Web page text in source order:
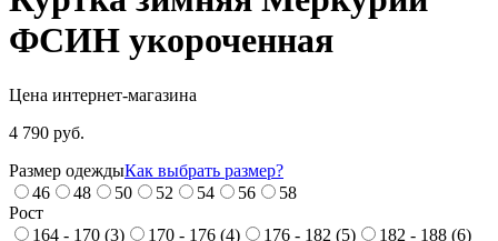
ФСИН укороченная
Цена интернет-магазина
4 790 руб.
Размер одеждыКак выбрать размер?
46
48 50 52 54 56
58
Рост
164 - 170 (3)
170 - 176 (4) 176 - 182 (5)
182 - 188 (6)